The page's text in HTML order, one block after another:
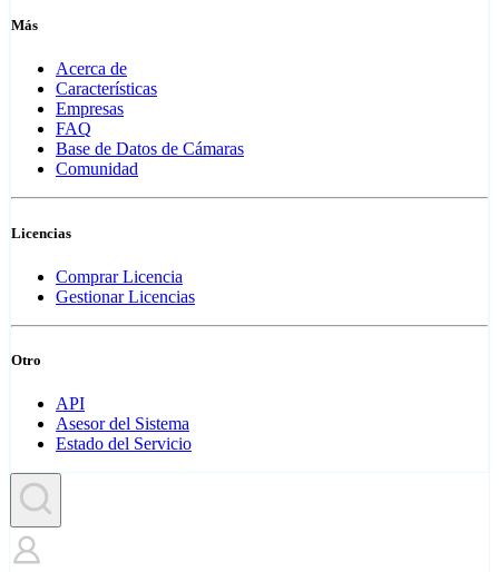
Más
Acerca de
Características
Empresas
FAQ
Base de Datos de Cámaras
Comunidad
Licencias
Comprar Licencia
Gestionar Licencias
Otro
API
Asesor del Sistema
Estado del Servicio